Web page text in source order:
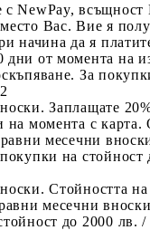
с NewPay, всъщност
Вас. Вие я
начина да я
дни от момента на
За
Заплащате
на момента с карта.
месечни
на стойност
Стойността на
месечни
до 2000 лв. /